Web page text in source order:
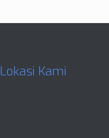
Lokasi Kami